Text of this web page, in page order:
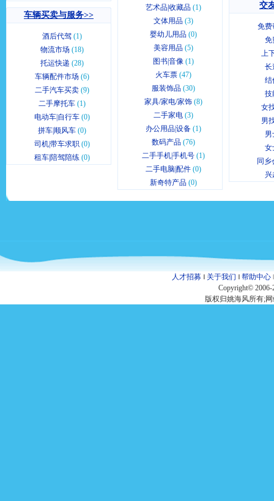
车辆买卖与服务>>
酒后代驾 (1)
物流市场 (18)
托运快递 (28)
车辆配件市场 (6)
二手汽车买卖 (9)
二手摩托车 (1)
电动车|自行车 (0)
拼车|顺风车 (0)
司机|带车求职 (0)
租车|陪驾陪练 (0)
艺术品|收藏品 (1)
文体用品 (3)
婴幼儿用品 (0)
美容用品 (5)
图书|音像 (1)
火车票 (47)
服装饰品 (30)
家具/家电/家饰 (8)
二手家电 (3)
办公用品|设备 (1)
数码产品 (76)
二手手机|手机号 (1)
二手电脑|配件 (0)
新奇特产品 (0)
交
免费
免
上
长
结
技
女
男
男
女
同乡
兴
人才招募 ‖ 关于我们 ‖ 帮助中心
Copyright© 2006-
版权归姚海风所有;